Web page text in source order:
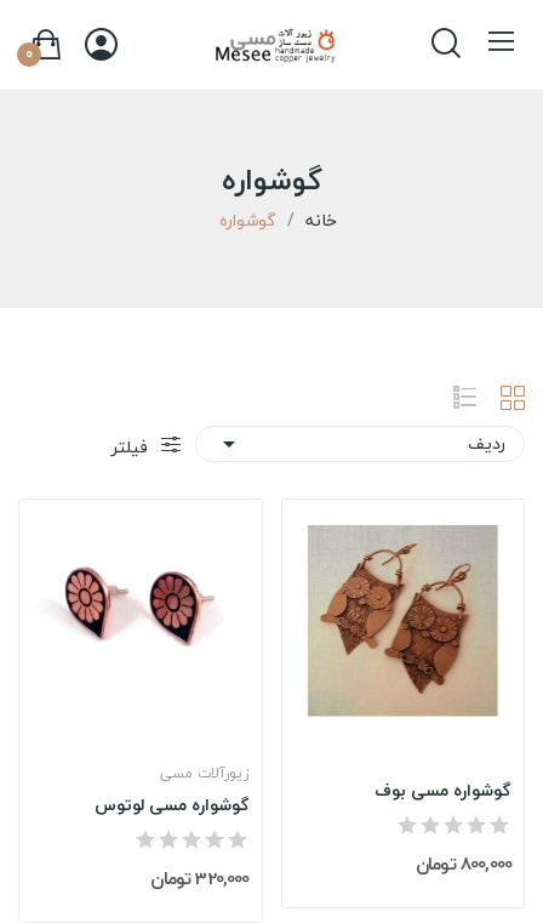
0
گوشواره
خانه گوشواره
ردیف 
گوشواره مسی بوف
800,000 تومان
زیورآلات مسی
گوشواره مسی لوتوس
320,000 تومان